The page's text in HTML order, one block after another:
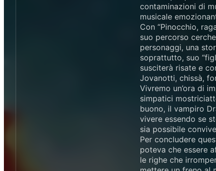
contaminazioni di
musicale
Con “Pinocchio,
suo percorso
personaggi, una
soprattutto, suo
susciterà risate e
Jovanotti, chissà,
Vivremo un’ora di
simpatici
buono, il vampiro
vivere essendo se
sia possibile
Per concludere
poteva che essere
le righe che